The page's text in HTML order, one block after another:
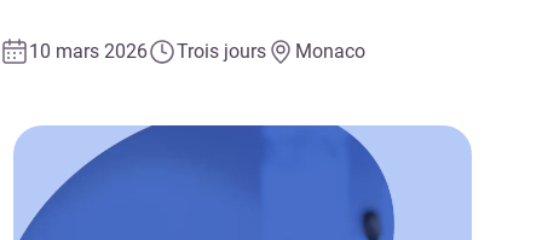
10 mars 2026 Trois jours Monaco